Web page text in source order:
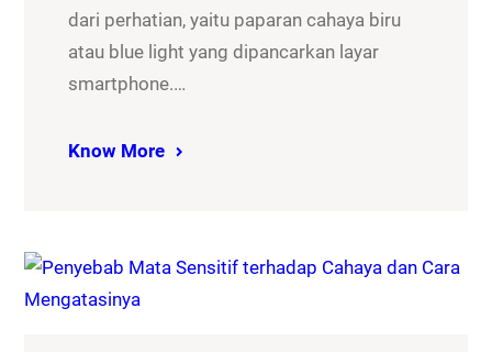
dari perhatian, yaitu paparan cahaya biru
atau blue light yang dipancarkan layar
smartphone.…
Know More